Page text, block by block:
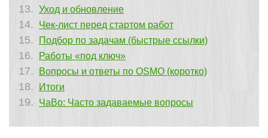
Уход и обновление
Чек-лист перед стартом работ
Подбор по задачам (быстрые ссылки)
Работы «под ключ»
Вопросы и ответы по OSMO (коротко)
Итоги
ЧаВо: Часто задаваемые вопросы